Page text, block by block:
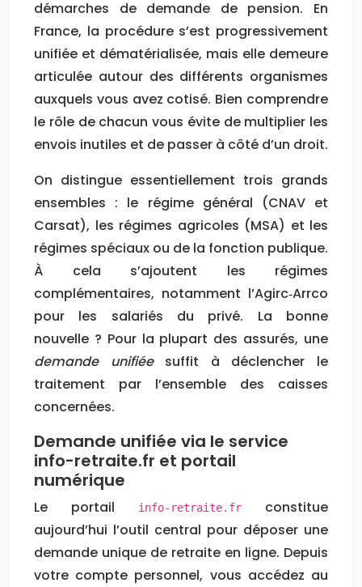
démarches de demande de pension. En
France, la procédure s’est progressivement
unifiée et dématérialisée, mais elle demeure
articulée autour des différents organismes
auxquels vous avez cotisé. Bien comprendre
le rôle de chacun vous évite de multiplier les
envois inutiles et de passer à côté d’un droit.
On distingue essentiellement trois grands
ensembles : le régime général (CNAV et
Carsat), les régimes agricoles (MSA) et les
régimes spéciaux ou de la fonction publique.
À cela s’ajoutent les régimes
complémentaires, notamment l’Agirc‑Arrco
pour les salariés du privé. La bonne
nouvelle ? Pour la plupart des assurés, une
demande unifiéesuffit à déclencher le
traitement par l’ensemble des caisses
concernées.
Demande unifiée via le service
info-retraite.fr et portail
numérique
Le portail info-retraite.fr
constitue
aujourd’hui l’outil central pour déposer une
demande unique de retraite en ligne. Depuis
votre compte personnel, vous accédez au